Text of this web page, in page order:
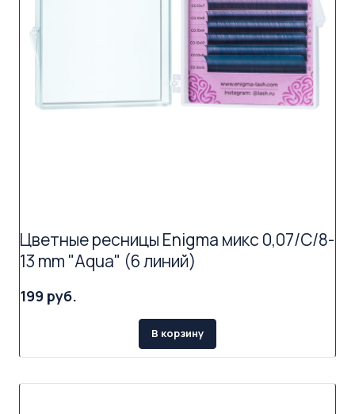
Цветные ресницы Enigma микс 0,07/C/8-
13 mm "Aqua" (6 линий)
199 руб.
В корзину